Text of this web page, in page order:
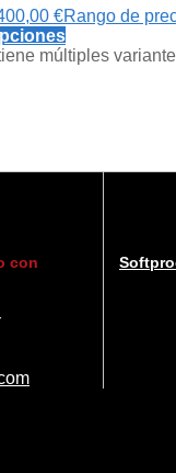
€Rango de
múltiples
con